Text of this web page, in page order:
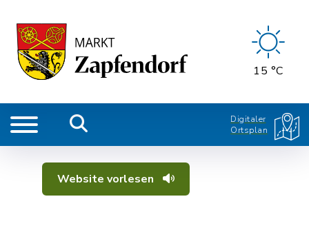
15 °C
Digitaler
Ortsplan
Website vorlesen